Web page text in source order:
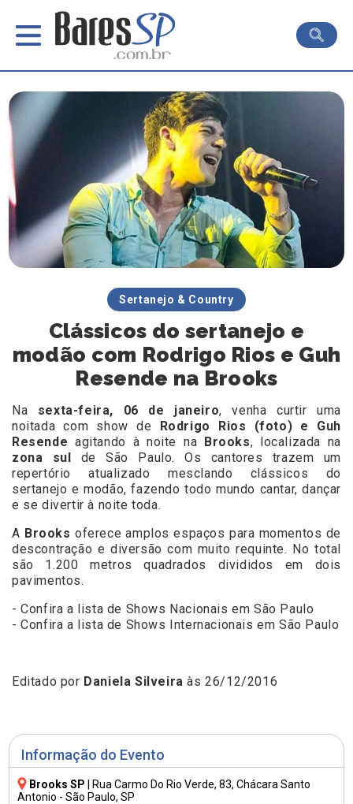
Informação do Evento
Brooks SP Rua Carmo Do Rio Verde, 83, Chácara Santo
Antonio - São Paulo, SP
Sertanejo & Country
Clássicos do sertanejo e
modão com Rodrigo Rios e Guh
Resende na Brooks
Na sexta-feira, 06 de janeiro, venha curtir uma
noitada com show de Rodrigo Rios (foto) e Guh
Resendeagitando à noite na Brooks, localizada na
zona sul
de São Paulo. Os cantores trazem um
repertório atualizado mesclando clássicos do
sertanejo e modão, fazendo todo mundo cantar, dançar
e se divertir à noite toda.
A Brooks oferece amplos espaços para momentos de
descontração e diversão com muito requinte. No total
são 1.200 metros quadrados divididos em dois
pavimentos.
- Confira a lista de Shows Nacionais em São Paulo
- Confira a lista de Shows Internacionais em São Paulo
Editado por Daniela Silveira às 26/12/2016